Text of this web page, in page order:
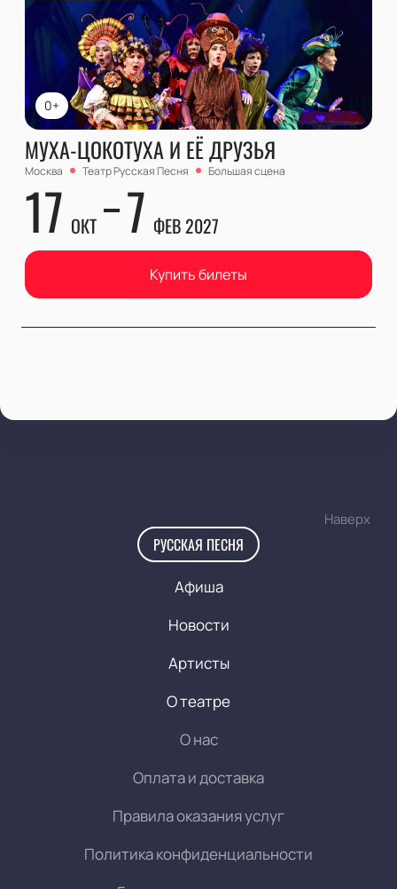
0+
МУХА-ЦОКОТУХА И ЕЁ ДРУЗЬЯ
Москва Театр Русская Песня Большая сцена
17 ОКТ 7 ФЕВ 2027
Купить билеты
Наверх
РУССКАЯ ПЕСНЯ
Афиша
Новости
Артисты
О театре
О нас
Оплата и доставка
Правила оказания услуг
Политика конфиденциальности